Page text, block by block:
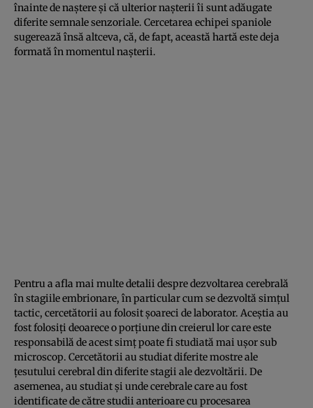
înainte de naştere şi că ulterior naşterii îi sunt adăugate
diferite semnale senzoriale. Cercetarea echipei spaniole
sugerează însă altceva, că, de fapt, această hartă este deja
formată în momentul naşterii.
Pentru a afla mai multe detalii despre dezvoltarea cerebrală
în stagiile embrionare, în particular cum se dezvoltă simţul
tactic, cercetătorii au folosit şoareci de laborator. Aceştia au
fost folosiţi deoarece o porţiune din creierul lor care este
responsabilă de acest simţ poate fi studiată mai uşor sub
microscop. Cercetătorii au studiat diferite mostre ale
ţesutului cerebral din diferite stagii ale dezvoltării. De
asemenea, au studiat şi unde cerebrale care au fost
identificate de către studii anterioare cu procesarea